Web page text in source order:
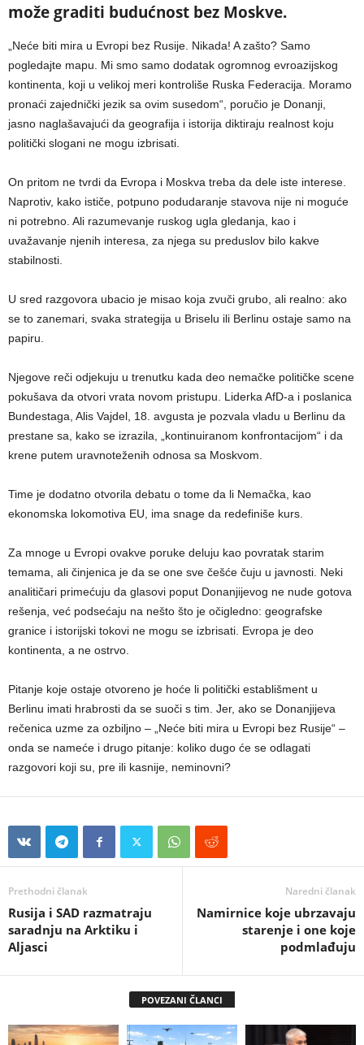
može graditi budućnost bez Moskve.
„Neće biti mira u Evropi bez Rusije. Nikada! A zašto? Samo
pogledajte mapu. Mi smo samo dodatak ogromnog evroazijskog
kontinenta, koji u velikoj meri kontroliše Ruska Federacija. Moramo
pronaći zajednički jezik sa ovim susedom“, poručio je Donanji,
jasno naglašavajući da geografija i istorija diktiraju realnost koju
politički slogani ne mogu izbrisati.
On pritom ne tvrdi da Evropa i Moskva treba da dele iste interese.
Naprotiv, kako ističe, potpuno podudaranje stavova nije ni moguće
ni potrebno. Ali razumevanje ruskog ugla gledanja, kao i
uvažavanje njenih interesa, za njega su preduslov bilo kakve
stabilnosti.
U sred razgovora ubacio je misao koja zvuči grubo, ali realno: ako
se to zanemari, svaka strategija u Briselu ili Berlinu ostaje samo na
papiru.
Njegove reči odjekuju u trenutku kada deo nemačke političke scene
pokušava da otvori vrata novom pristupu. Liderka AfD-a i poslanica
Bundestaga, Alis Vajdel, 18. avgusta je pozvala vladu u Berlinu da
prestane sa, kako se izrazila, „kontinuiranom konfrontacijom“ i da
krene putem uravnoteženih odnosa sa Moskvom.
Time je dodatno otvorila debatu o tome da li Nemačka, kao
ekonomska lokomotiva EU, ima snage da redefiniše kurs.
Za mnoge u Evropi ovakve poruke deluju kao povratak starim
temama, ali činjenica je da se one sve češće čuju u javnosti. Neki
analitičari primećuju da glasovi poput Donanjijevog ne nude gotova
rešenja, već podsećaju na nešto što je očigledno: geografske
granice i istorijski tokovi ne mogu se izbrisati. Evropa je deo
kontinenta, a ne ostrvo.
Pitanje koje ostaje otvoreno je hoće li politički establišment u
Berlinu imati hrabrosti da se suoči s tim. Jer, ako se Donanjijeva
rečenica uzme za ozbiljno – „Neće biti mira u Evropi bez Rusije“ –
onda se nameće i drugo pitanje: koliko dugo će se odlagati
razgovori koji su, pre ili kasnije, neminovni?
Prethodni članak
Rusija i SAD razmatraju
saradnju na Arktiku i
Aljasci
Naredni članak
Namirnice koje ubrzavaju
starenje i one koje
podmlađuju
POVEZANI ČLANCI